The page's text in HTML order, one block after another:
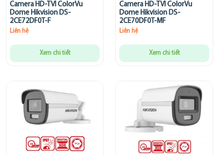
Camera HD-TVI ColorVu
Dome Hikvision DS-
2CE72DF0T-F
Liên hệ
Xem chi tiết
Camera HD-TVI ColorVu
Dome Hikvision DS-
2CE70DF0T-MF
Liên hệ
Xem chi tiết